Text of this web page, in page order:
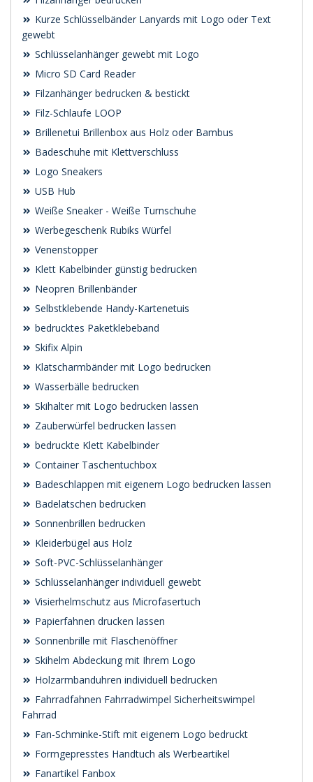
Kurze Schlüsselbänder Lanyards mit Logo oder Text
gewebt
Schlüsselanhänger gewebt mit Logo
Micro SD Card Reader
Filzanhänger bedrucken & bestickt
Filz-Schlaufe LOOP
Brillenetui Brillenbox aus Holz oder Bambus
Badeschuhe mit Klettverschluss
Logo Sneakers
USB Hub
Weiße Sneaker - Weiße Turnschuhe
Werbegeschenk Rubiks Würfel
Venenstopper
Klett Kabelbinder günstig bedrucken
Neopren Brillenbänder
Selbstklebende Handy-Kartenetuis
bedrucktes Paketklebeband
Skifix Alpin
Klatscharmbänder mit Logo bedrucken
Wasserbälle bedrucken
Skihalter mit Logo bedrucken lassen
Zauberwürfel bedrucken lassen
bedruckte Klett Kabelbinder
Container Taschentuchbox
Badeschlappen mit eigenem Logo bedrucken lassen
Badelatschen bedrucken
Sonnenbrillen bedrucken
Kleiderbügel aus Holz
Soft-PVC-Schlüsselanhänger
Schlüsselanhänger individuell gewebt
Visierhelmschutz aus Microfasertuch
Papierfahnen drucken lassen
Sonnenbrille mit Flaschenöffner
Skihelm Abdeckung mit Ihrem Logo
Holzarmbanduhren individuell bedrucken
Fahrradfahnen Fahrradwimpel Sicherheitswimpel
Fahrrad
Fan-Schminke-Stift mit eigenem Logo bedruckt
Formgepresstes Handtuch als Werbeartikel
Fanartikel Fanbox